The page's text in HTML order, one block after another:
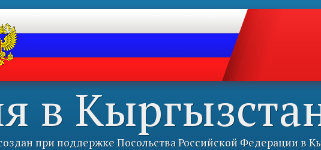
в
при поддержке Посольства Российской Федерации в